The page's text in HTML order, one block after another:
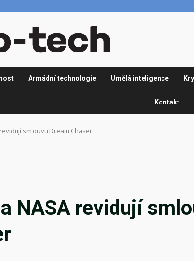
Armádní technologie Umělá inteligence
Kontakt
smlouvu Dream Chaser
NASA revidují